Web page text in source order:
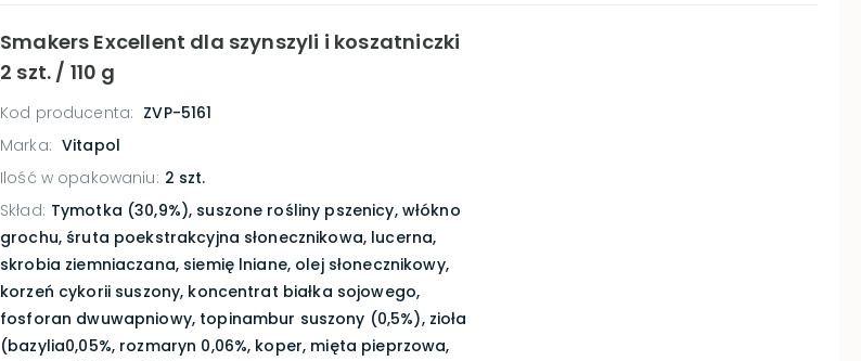
Smakers Excellent dla szynszyli i koszatniczki
2 szt. / 110 g
Kod producenta: ZVP-5161
Marka: Vitapol
Ilość w opakowaniu: 2 szt.
Skład: Tymotka (30,9%), suszone rośliny pszenicy, włókno
grochu, śruta poekstrakcyjna słonecznikowa, lucerna,
skrobia ziemniaczana, siemię lniane, olej słonecznikowy,
korzeń cykorii suszony, koncentrat białka sojowego,
fosforan dwuwapniowy, topinambur suszony (0,5%), zioła
(bazylia0,05%, rozmaryn 0,06%, koper, mięta pieprzowa,